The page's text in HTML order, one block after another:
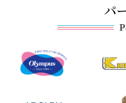
また、この期間とは別に
月、編み物通信講座の場
しています。
パ